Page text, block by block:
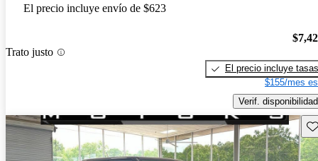
El precio incluye envío de $623
Trato justo
El precio incluye tasas
$155/mes
Verif. disponibilidad